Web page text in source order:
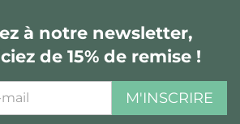
à notre newsletter,
de 15% de remise !
M'INSCRIRE